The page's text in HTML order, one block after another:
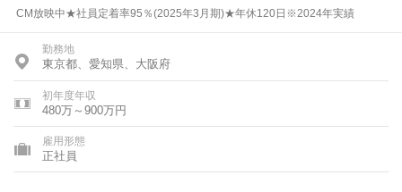
CM放映中★社員定着率95％(2025年3月期)★年休120日※2024年実績
勤務地
東京都、愛知県、大阪府
初年度年収
480万～900万円
雇用形態
正社員